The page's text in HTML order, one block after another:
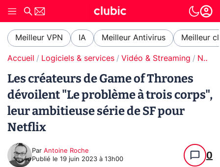
Meilleur VPN IA Meilleur Antivirus Meilleur
Accueil Logiciels & services Vidéo & Streaming Netflix
Les créateurs de Game of Thrones
dévoilent "Le problème à trois corps",
leur ambitieuse série de SF pour
Netflix
Par Antoine Roche
Publié le 19 juin 2023 à 13h00 0